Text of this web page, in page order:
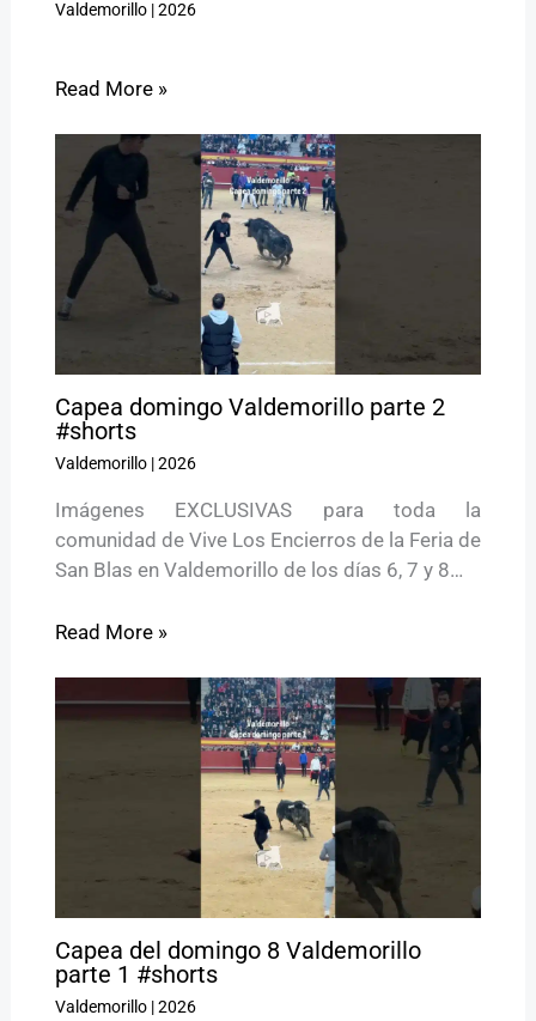
Valdemorillo|2026
Read More »
Capea domingo Valdemorillo parte 2
#shorts
Valdemorillo|2026
Imágenes EXCLUSIVAS para toda la
comunidad de Vive Los Encierros de la Feria de
San Blas en Valdemorillo de los días 6, 7 y 8…
Read More »
Capea del domingo 8 Valdemorillo
parte 1 #shorts
Valdemorillo|2026